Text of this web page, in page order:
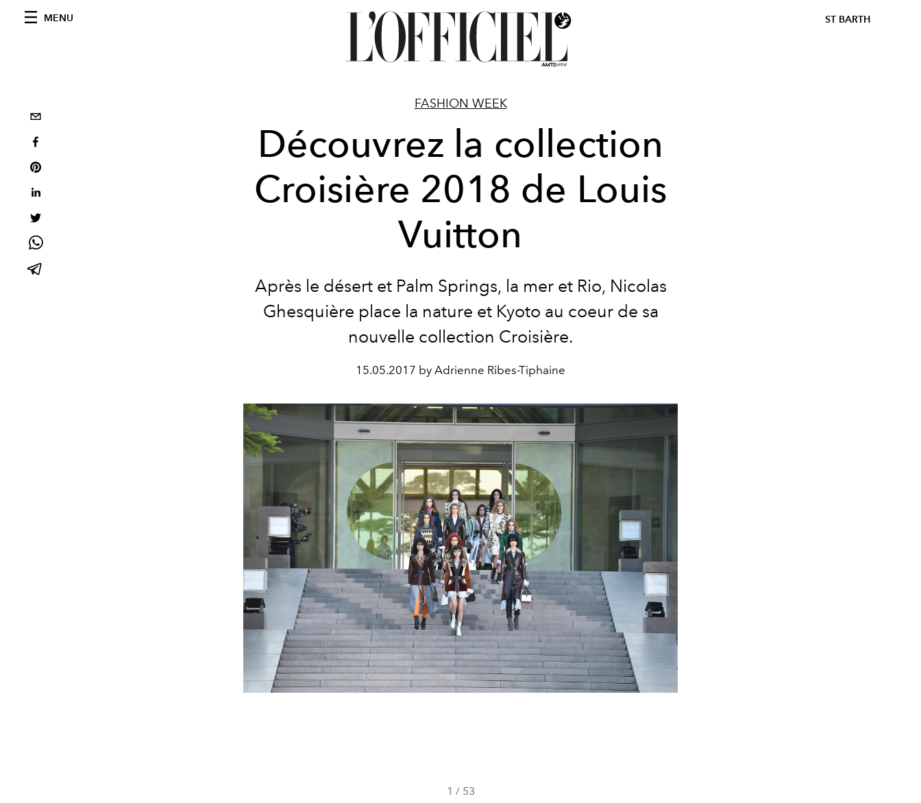
MENU ST BARTH
FASHION WEEK
Découvrez la collection
Croisière 2018 de Louis
Vuitton
Après le désert et Palm Springs, la mer et Rio, Nicolas
Ghesquière place la nature et Kyoto au coeur de sa
nouvelle collection Croisière.
15.05.2017 by Adrienne Ribes-Tiphaine
1 / 53